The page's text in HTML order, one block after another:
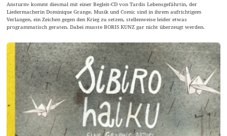
Ansturm‹ kommt diesmal mit einer Begleit-CD von Tardis Lebensgefährtin, der
Liedermacherin Dominique Grange. Musik und Comic sind in ihrem aufrichtigem
Verlangen, ein Zeichen gegen den Krieg zu setzen, stellenweise leider etwas
programmatisch geraten. Dabei musste BORIS KUNZ gar nicht überzeugt werden.